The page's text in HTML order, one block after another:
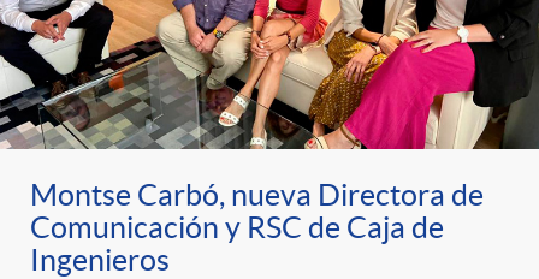
Montse Carbó, nueva Directora de
Comunicación y RSC de Caja de
Ingenieros